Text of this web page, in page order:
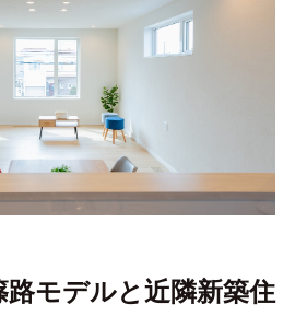
路モデルと近隣新築住